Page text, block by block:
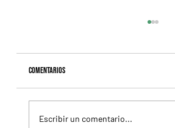
Comentarios
Escribir un comentario...